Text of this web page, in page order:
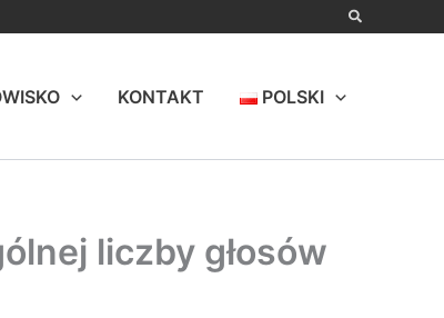
KONTAKT POLSKI
liczby głosów